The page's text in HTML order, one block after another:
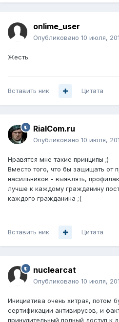
onlime_user
Опубликовано 10 июля,
Жесть.
Вставить ник Цитата
RialCom.ru
Опубликовано 10 июля,
Нравятся мне такие принципы ;)
Вместо того, что бы защищать от
насильников - выявлять,
лучше к каждому гражданину
каждого гражданина ;(
Вставить ник Цитата
nuclearcat
Опубликовано 10 июля,
Инициатива очень хитрая, потом
сертификации антивирусов, и
принудительный полный доступ